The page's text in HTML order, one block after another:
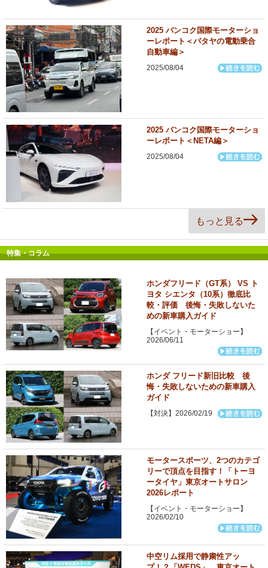
2025 バンコク国際モーターショ
ーレポート＜パタヤの電動乗合
自動車編＞
2025/08/04
2025 バンコク国際モーターショ
ーレポート＜NETA編＞
2025/08/04
もっと見る
特集・コラム
ホンダフリード（GT系） VS ト
ヨタ シエンタ（10系）徹底比
較・評価 後悔・失敗しないた
めの新車購入ガイド
【イベント・モーターショー】
2026/06/11
ホンダ フリード新旧比較 後
悔・失敗しないための新車購入
ガイド
【対決】2026/02/19
モータースポーツ、2つのカテゴ
リーで頂点を目指す！「トーヨ
ータイヤ」東京オートサロン
2026レポート
【イベント・モーターショー】
2026/02/10
中空リム採用で静粛性アッ